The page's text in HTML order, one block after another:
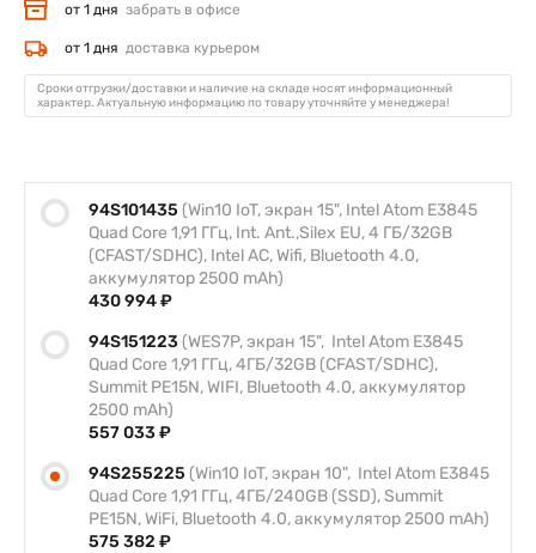
94S101435 (Win10 IoT, экран 15", Intel Atom E3845
Quad Core 1,91 ГГц, Int. Ant.,Silex EU, 4 ГБ/32GB
(CFAST/SDHC), Intel AC, Wifi, Bluetooth 4.0,
аккумулятор 2500 mAh)
430 994 ₽
94S151223 (WES7P, экран 15", Intel Atom E3845
Quad Core 1,91 ГГц, 4ГБ/32GB (CFAST/SDHC),
Summit PE15N, WIFI, Bluetooth 4.0, аккумулятор
2500 mAh)
557 033 ₽
94S255225 (Win10 IoT, экран 10", Intel Atom E3845
Quad Core 1,91 ГГц, 4ГБ/240GB (SSD), Summit
PE15N, WiFi, Bluetooth 4.0, аккумулятор 2500 mAh)
575 382 ₽
от 1 дня забрать в офисе
от 1 дня доставка курьером
Сроки отгрузки/доставки и наличие на складе носят информационный
характер. Актуальную информацию по товару уточняйте у менеджера!